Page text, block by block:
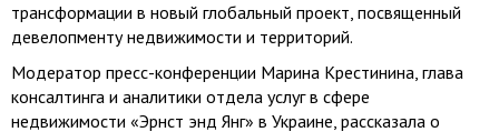
трансформации в новый глобальный проект, посвященный
девелопменту недвижимости и территорий.
Модератор пресс-конференции Марина Крестинина, глава
консалтинга и аналитики отдела услуг в сфере
недвижимости «Эрнст энд Янг» в Украине, рассказала о